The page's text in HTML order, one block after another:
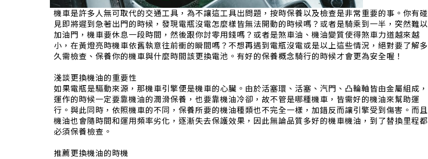
機車是許多人無可取代的交通工具，為不讓這工具出問題，按時保養以及檢查是非常重要的事。你有碰
見即將遲到急著出門的時候，發現電瓶沒電怎麼樣皆無法開動的時候嗎？或者是騎乘到一半，突然難以
加油門，機車要休息一段時間，然後跟你討零用錢嗎？或者是煞車油、機油變質使得煞車力道越來越
小，在黃燈亮時機車依舊執意往前衝的瞬間嗎？不想再遇到電瓶沒電或是以上這些情況，絕對要了解多
久需檢查、保養你的機車與什麼時間該更換電池。有好的保養概念騎行的時候才會更為安全喔！
淺談更換機油的重要性
如果電瓶是驅動來源，那機車引擎便是機車的心臟。由於活塞環、活塞、汽門、凸輪軸皆由金屬組成，
運作的時候一定要靠機油的潤滑保養，也要靠機油冷卻，故不管是哪種機車，皆需好的機油來幫助運
行。與此同時，依照機車的不同，保養所要的機油種類也不完全一樣，加錯反而讓引擎受到傷害。而且
機油也會隨時間和運用頻率劣化，逐漸失去保護效果，因此無論品質多好的機車機油，到了替換里程都
必須保養檢查。
推薦更換機油的時機